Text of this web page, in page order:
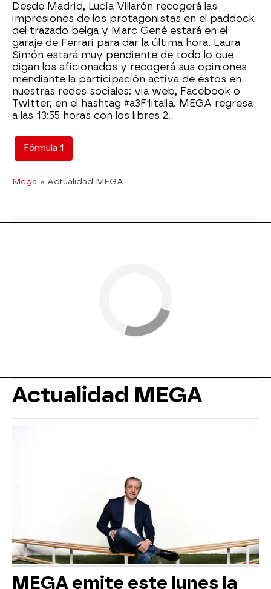
Desde Madrid, Lucía Villarón recogerá las
impresiones de los protagonistas en el paddock
del trazado belga y Marc Gené estará en el
garaje de Ferrari para dar la última hora. Laura
Simón estará muy pendiente de todo lo que
digan los aficionados y recogerá sus opiniones
mendiante la participación activa de éstos en
nuestras redes sociales: via web, Facebook o
Twitter, en el hashtag #a3F1italia. MEGA regresa
a las 13:55 horas con los libres 2.
Fórmula 1
Mega » Actualidad MEGA
Actualidad MEGA
MEGA emite este lunes la